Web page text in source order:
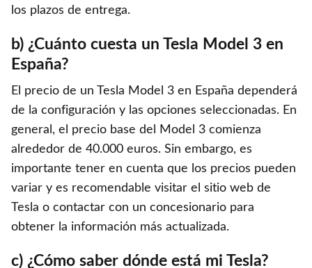
los plazos de entrega.
b) ¿Cuánto cuesta un Tesla Model 3 en
España?
El precio de un Tesla Model 3 en España dependerá
de la configuración y las opciones seleccionadas. En
general, el precio base del Model 3 comienza
alrededor de 40.000 euros. Sin embargo, es
importante tener en cuenta que los precios pueden
variar y es recomendable visitar el sitio web de
Tesla o contactar con un concesionario para
obtener la información más actualizada.
c) ¿Cómo saber dónde está mi Tesla?